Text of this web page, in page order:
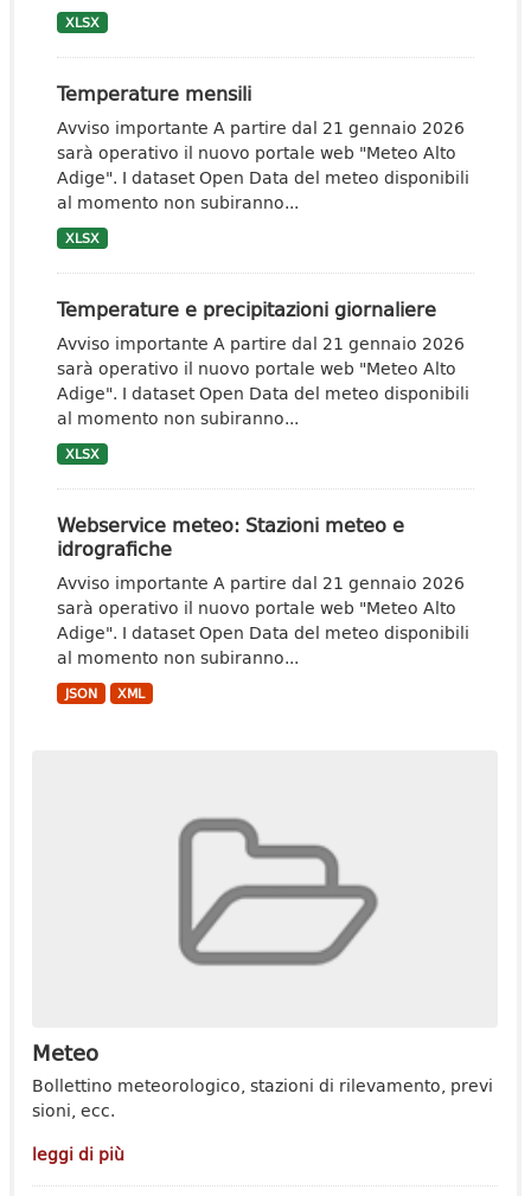
Meteo
Bollettino meteorologico, stazioni di rilevamento, previ
sioni, ecc.
leggi di più
XLSX
Temperature mensili
Avviso importante A partire dal 21 gennaio 2026
sarà operativo il nuovo portale web "Meteo Alto
Adige". I dataset Open Data del meteo disponibili
al momento non subiranno...
XLSX
Temperature e precipitazioni giornaliere
Avviso importante A partire dal 21 gennaio 2026
sarà operativo il nuovo portale web "Meteo Alto
Adige". I dataset Open Data del meteo disponibili
al momento non subiranno...
XLSX
Webservice meteo: Stazioni meteo e
idrografiche
Avviso importante A partire dal 21 gennaio 2026
sarà operativo il nuovo portale web "Meteo Alto
Adige". I dataset Open Data del meteo disponibili
al momento non subiranno...
JSON XML